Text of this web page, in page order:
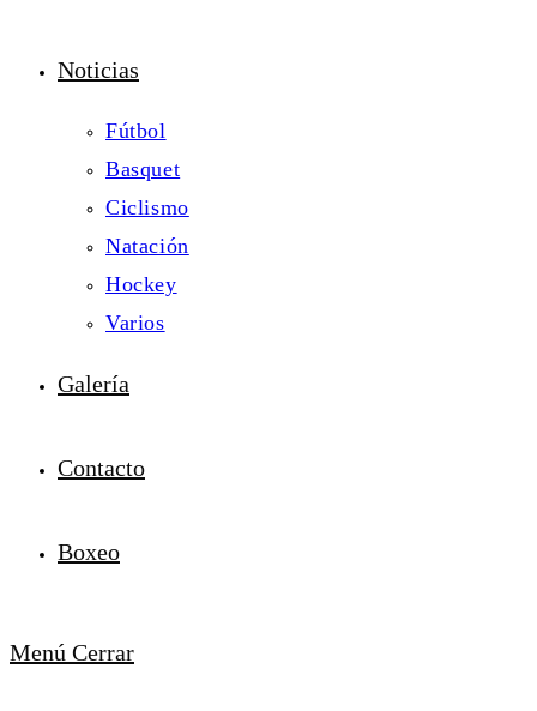
Noticias
Fútbol
Basquet
Ciclismo
Natación
Hockey
Varios
Galería
Contacto
Boxeo
Menú Cerrar